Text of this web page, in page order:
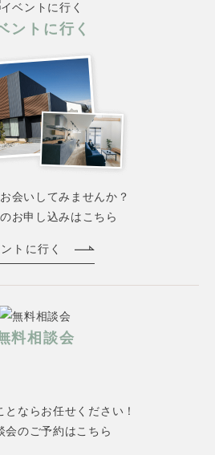
ントに行く
会いしてみませんか？
お申し込みはこちら
トに行く
料相談会
とならお任せください！
会のご予約はこちら